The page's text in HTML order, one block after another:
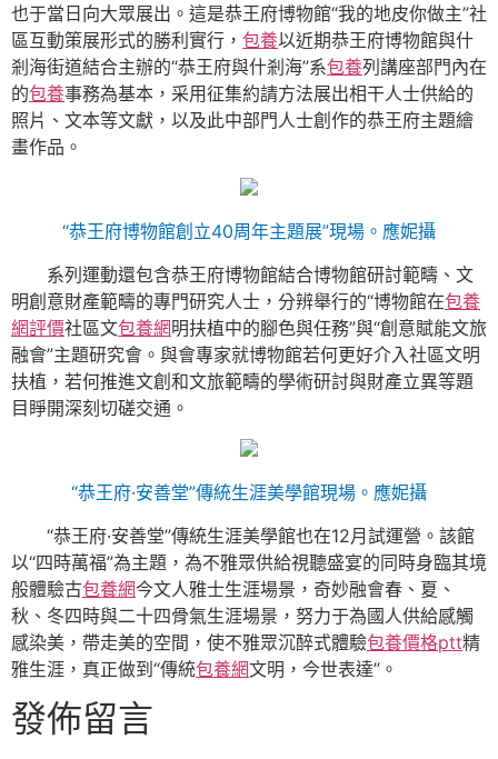
也于當日向大眾展出。這是恭王府博物館“我的地皮你做主”社
區互動策展形式的勝利實行， 包養以近期恭王府博物館與什
剎海街道結合主辦的“恭王府與什剎海”系包養列講座部門內在
的包養事務為基本，采用征集約請方法展出相干人士供給的
照片、文本等文獻，以及此中部門人士創作的恭王府主題繪
畫作品。
“恭王府博物館創立40周年主題展”現場。 應妮攝
系列運動還包含恭王府博物館結合博物館研討範疇、文
明創意財產範疇的專門研究人士，分辨舉行的“博物館在包養
網評價社區文包養網明扶植中的腳色與任務”與“創意賦能文旅
融會”主題研究會。與會專家就博物館若何更好介入社區文明
扶植，若何推進文創和文旅範疇的學術研討與財產立異等題
目睜開深刻切磋交通。
“恭王府·安善堂”傳統生涯美學館現場。 應妮攝
“恭王府·安善堂”傳統生涯美學館也在12月試運營。該館
以“四時萬福”為主題，為不雅眾供給視聽盛宴的同時身臨其境
般體驗古包養網今文人雅士生涯場景，奇妙融會春、夏、
秋、冬四時與二十四骨氣生涯場景，努力于為國人供給感觸
感染美，帶走美的空間，使不雅眾沉醉式體驗包養價格ptt精
雅生涯，真正做到“傳統包養網文明，今世表達”。
發佈留言